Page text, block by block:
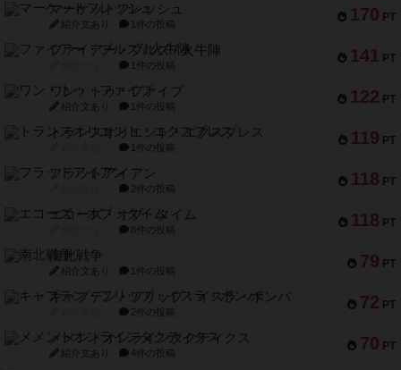
170 PT
マーケットフレッシュ
紹介文あり 1件の投稿
141 PT
ファイアー・ブルズ / 火牛陣
1件の投稿
122 PT
ワン・トゥ・ファイブ
紹介文あり 1件の投稿
119 PT
トランスオリエント・エクスプレス
1件の投稿
118 PT
フラットアイアン
2件の投稿
118 PT
エコーズ・オブ・タイム
8件の投稿
79 PT
南北戦争
紹介文あり 1件の投稿
72 PT
キャプテン・フリップ：イスラ・ボンバ
2件の投稿
70 PT
メメントオンラインタクティクス
紹介文あり 4件の投稿